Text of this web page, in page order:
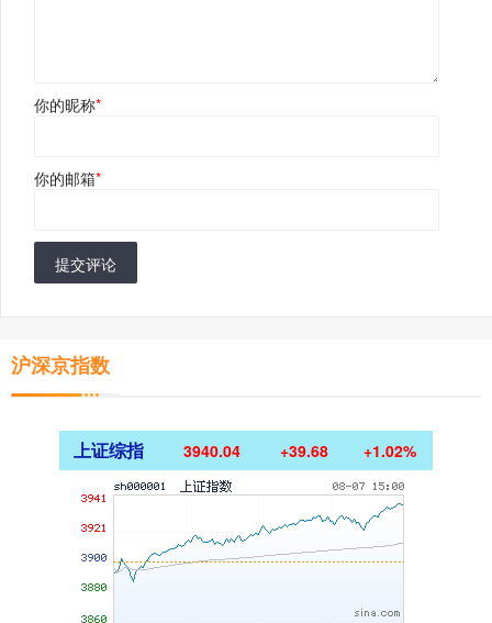
你的昵称*
你的邮箱*
提交评论
沪深京指数
上证综指 3940.04 +39.68 +1.02%